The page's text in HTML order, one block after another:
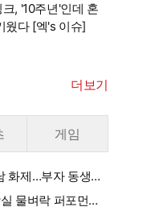
, '10주년'인데 혼
웠다 [엑's 이슈]
더보기
게임
화제…부자 동생에
물벼락 퍼포먼스